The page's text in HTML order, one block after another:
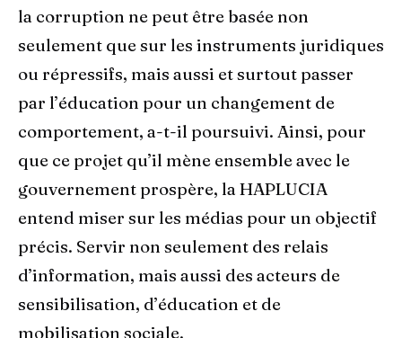
la corruption ne peut être basée non
seulement que sur les instruments juridiques
ou répressifs, mais aussi et surtout passer
par l’éducation pour un changement de
comportement, a-t-il poursuivi. Ainsi, pour
que ce projet qu’il mène ensemble avec le
gouvernement prospère, la HAPLUCIA
entend miser sur les médias pour un objectif
précis. Servir non seulement des relais
d’information, mais aussi des acteurs de
sensibilisation, d’éducation et de
mobilisation sociale.